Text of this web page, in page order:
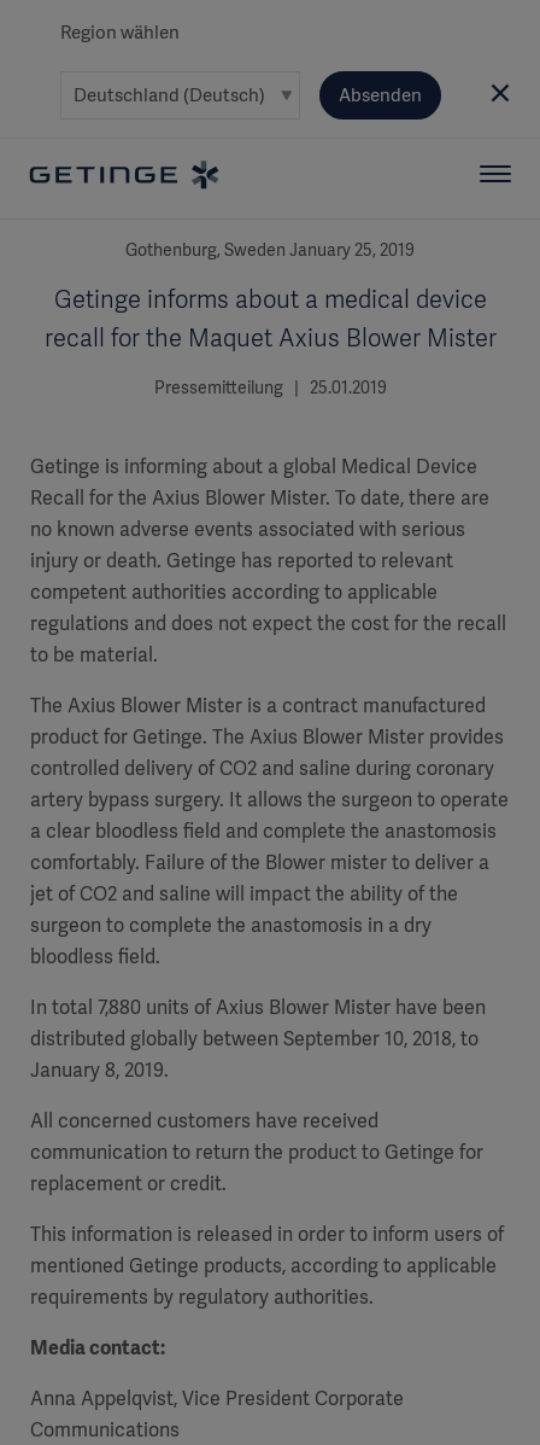
Region wählen
Absenden
Gothenburg, Sweden January 25, 2019
Getinge informs about a medical device
recall for the Maquet Axius Blower Mister
Pressemitteilung | 25.01.2019
Getinge is informing about a global Medical Device
Recall for the Axius Blower Mister. To date, there are
no known adverse events associated with serious
injury or death. Getinge has reported to relevant
competent authorities according to applicable
regulations and does not expect the cost for the recall
to be material.
The Axius Blower Mister is a contract manufactured
product for Getinge. The Axius Blower Mister provides
controlled delivery of CO2 and saline during coronary
artery bypass surgery. It allows the surgeon to operate
a clear bloodless field and complete the anastomosis
comfortably. Failure of the Blower mister to deliver a
jet of CO2 and saline will impact the ability of the
surgeon to complete the anastomosis in a dry
bloodless field.
In total 7,880 units of Axius Blower Mister have been
distributed globally between September 10, 2018, to
January 8, 2019.
All concerned customers have received
communication to return the product to Getinge for
replacement or credit.
This information is released in order to inform users of
mentioned Getinge products, according to applicable
requirements by regulatory authorities.
Media contact:
Anna Appelqvist, Vice President Corporate
Communications